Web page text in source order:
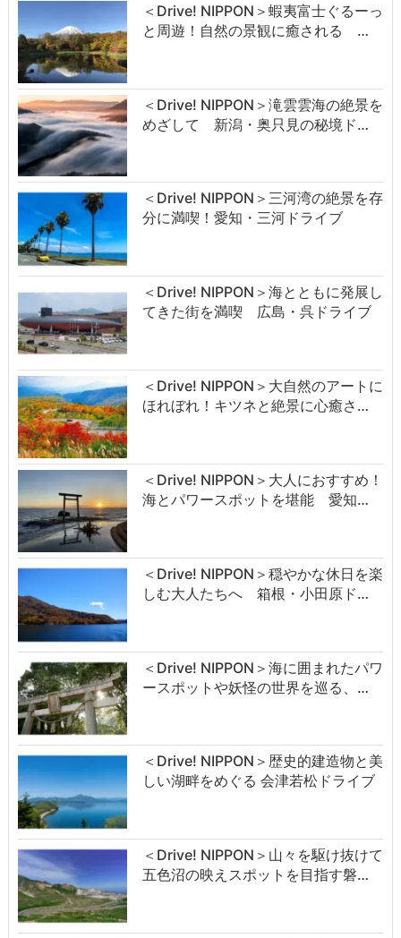
＜Drive! NIPPON＞蝦夷富士ぐるーっ
と周遊！自然の景観に癒される …
＜Drive! NIPPON＞滝雲雲海の絶景を
めざして 新潟・奥只見の秘境ド…
＜Drive! NIPPON＞三河湾の絶景を存
分に満喫！愛知・三河ドライブ
＜Drive! NIPPON＞海とともに発展し
てきた街を満喫 広島・呉ドライブ
＜Drive! NIPPON＞大自然のアートに
ほれぼれ！キツネと絶景に心癒さ…
＜Drive! NIPPON＞大人におすすめ！
海とパワースポットを堪能 愛知…
＜Drive! NIPPON＞穏やかな休日を楽
しむ大人たちへ 箱根・小田原ド…
＜Drive! NIPPON＞海に囲まれたパワ
ースポットや妖怪の世界を巡る、…
＜Drive! NIPPON＞歴史的建造物と美
しい湖畔をめぐる 会津若松ドライブ
＜Drive! NIPPON＞山々を駆け抜けて
五色沼の映えスポットを目指す磐…